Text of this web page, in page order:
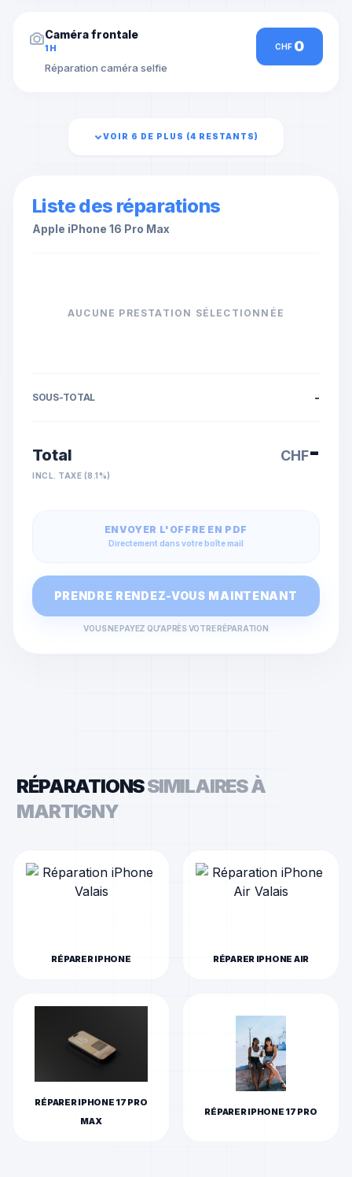
0
Caméra frontale
1H
VOIR 6 DE PLUS (4 RESTANTS)
Liste des réparations
Apple iPhone 16 Pro Max
AUCUNE PRESTATION SÉLECTIONNÉE
SOUS-TOTAL -
Total CHF-
INCL. TAXE (8.1%)
ENVOYER L'OFFRE EN PDF
Directement dans votre boîte mail
PRENDRE RENDEZ-VOUS MAINTENANT
VOUS NE PAYEZ QU'APRÈS VOTRE RÉPARATION
RÉPARATIONSSIMILAIRES À
MARTIGNY
RÉPARERIPHONE RÉPARER IPHONE AIR
RÉPARERIPHONE 17 PRO
MAX
RÉPARERIPHONE 17 PRO